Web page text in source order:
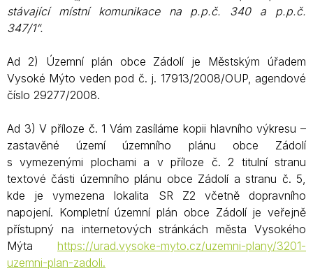
stávající místní komunikace na p.p.č. 340 a p.p.č.
347/1“.
Ad 2) Územní plán obce Zádolí je Městským úřadem
Vysoké Mýto veden pod č. j. 17913/2008/OUP, agendové
číslo 29277/2008.
Ad 3) V příloze č. 1 Vám zasíláme kopii hlavního výkresu –
zastavěné území územního plánu obce Zádolí
s vymezenými plochami a v příloze č. 2 titulní stranu
textové části územního plánu obce Zádolí a stranu č. 5,
kde je vymezena lokalita SR Z2 včetně dopravního
napojení. Kompletní územní plán obce Zádolí je veřejně
přístupný na internetových stránkách města Vysokého
Mýta https://urad.vysoke-myto.cz/uzemni-plany/3201-
uzemni-plan-zadoli.